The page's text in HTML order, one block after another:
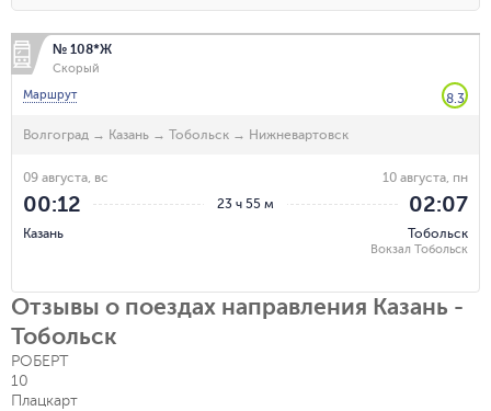
№ 108*Ж
Скорый
Маршрут
8.3
Волгоград → Казань → Тобольск → Нижневартовск
23 ч 55 м
09 августа, вс
00:12
Казань
10 августа, пн
02:07
Тобольск
Вокзал Тобольск
Отзывы о поездах направления Казань -
Тобольск
РОБЕРТ
10
Плацкарт